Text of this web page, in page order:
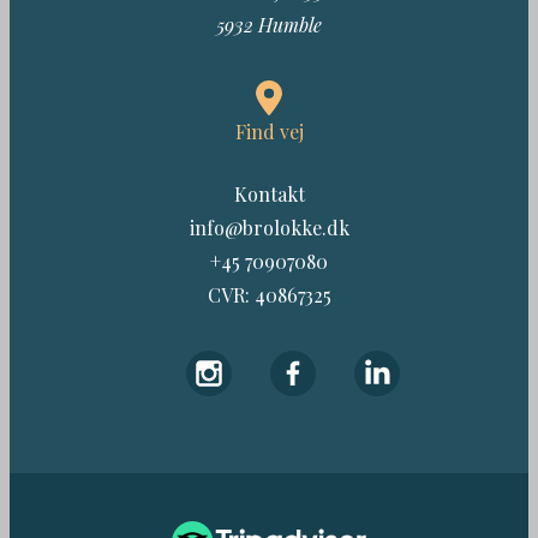
5932 Humble
Find vej
Kontakt
info@brolokke.dk
+45 70907080
CVR: 40867325